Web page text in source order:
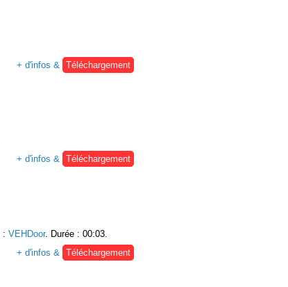
+ d'infos & Téléchargement
+ d'infos & Téléchargement
: VEHDoor. Durée : 00:03.
+ d'infos &
Téléchargement